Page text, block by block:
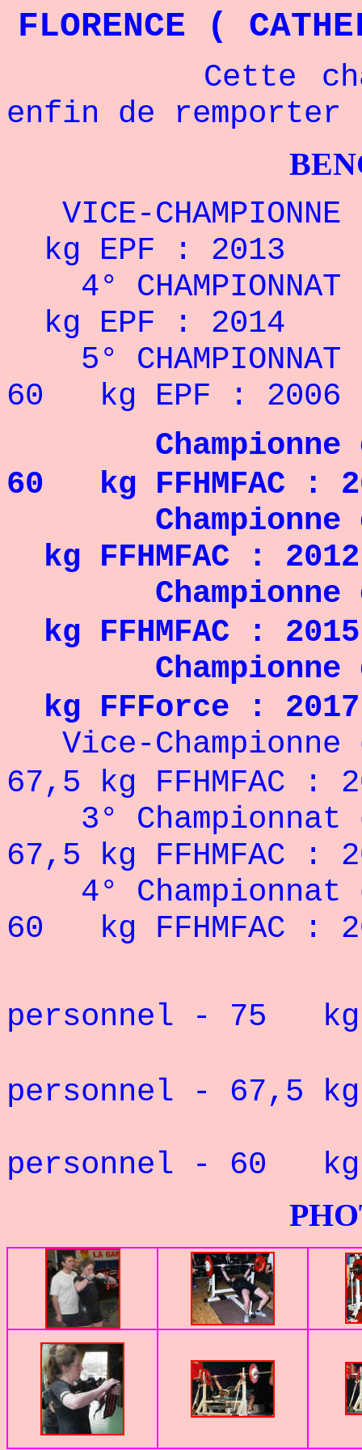
FLORENCE (
Cette
enfin de
VICE-CHAMPIONNE
kg EPF : 2013
4° CHAMPIONNAT
kg EPF : 2014
5°
60 kg EPF : 2006
Championne
60 kg FFHMFAC :
Championne
kg FFHMFAC :
Championne
kg FFHMFAC :
Championne
kg FFForce :
Vice-
67,5 kg FFHMFAC :
3° Championnat
67,5 kg FFHMFAC :
4° Championnat
60 kg FFHMFAC :
personnel - 75
personnel - 67,5
personnel - 60
PHOTOS